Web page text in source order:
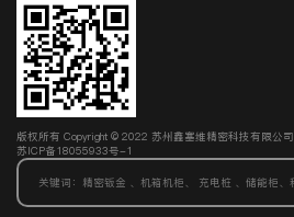
版权所有 Copyright © 2022 苏州鑫塞维精密科技有限公司
苏ICP备18055933号-1